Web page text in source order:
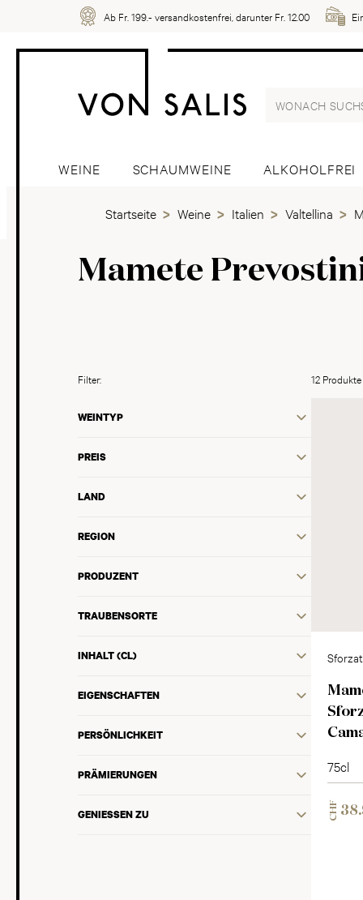
Ab Fr. 199.- versandkostenfrei, darunter Fr. 12.00
WEINE SCHAUMWEINE ALKOHOLFREI
Startseite Weine Italien Valtellina
Mamete
Filter:
WEINTYP
PREIS
LAND
REGION
PRODUZENT
TRAUBENSORTE
INHALT (CL)
EIGENSCHAFTEN
PERSÖNLICHKEIT
PRÄMIERUNGEN
GENIESSEN ZU
12 Produkte
75cl
CHF